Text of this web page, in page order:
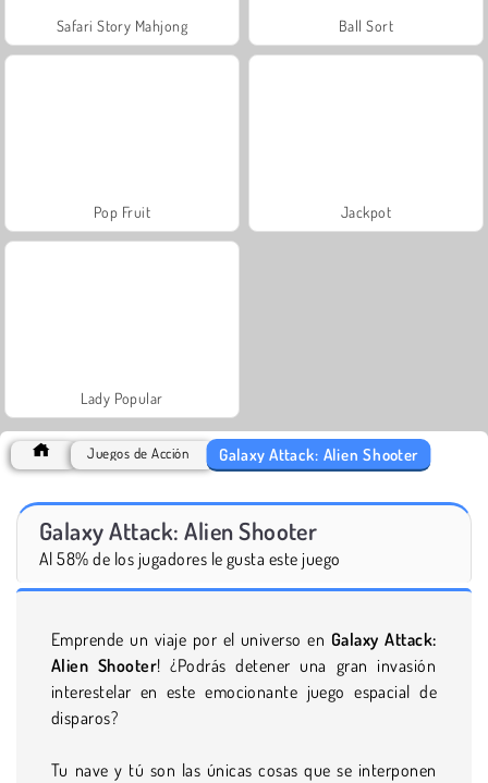
Safari Story Mahjong Ball Sort
Pop Fruit Jackpot
Lady Popular
Juegos de Acción Galaxy Attack: Alien Shooter
Galaxy Attack: Alien Shooter
Al 58% de los jugadores le gusta este juego
Emprende un viaje por el universo en Galaxy Attack:
Alien Shooter! ¿Podrás detener una gran invasión
interestelar en este emocionante juego espacial de
disparos?
Tu nave y tú son las únicas cosas que se interponen